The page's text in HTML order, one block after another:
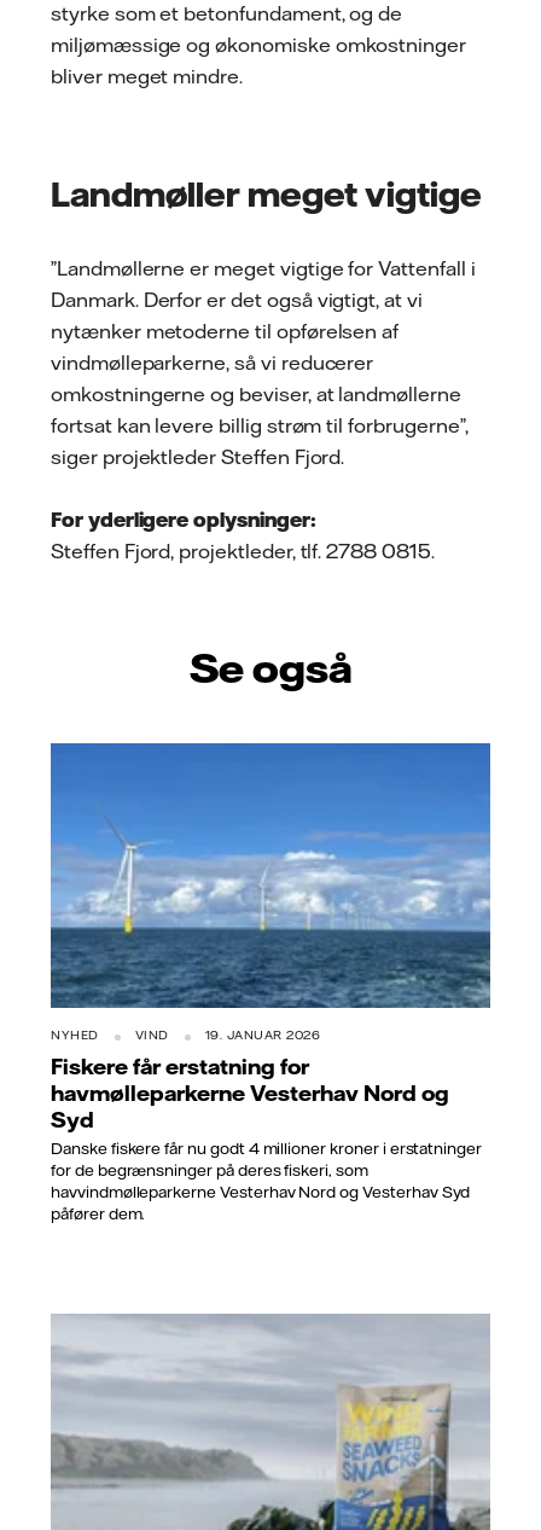
styrke som et betonfundament, og de
miljømæssige og økonomiske omkostninger
bliver meget mindre.
Landmøller meget vigtige
”Landmøllerne er meget vigtige for Vattenfall i
Danmark. Derfor er det også vigtigt, at vi
nytænker metoderne til opførelsen af
vindmølleparkerne, så vi reducerer
omkostningerne og beviser, at landmøllerne
fortsat kan levere billig strøm til forbrugerne”,
siger projektleder Steffen Fjord.
For yderligere oplysninger:
Steffen Fjord, projektleder, tlf. 2788 0815.
Se også
NYHED VIND 19. JANUAR 2026
Fiskere får erstatning for
havmølleparkerne Vesterhav Nord og
Syd
Danske fiskere får nu godt 4 millioner kroner i erstatninger
for de begrænsninger på deres fiskeri, som
havvindmølleparkerne Vesterhav Nord og Vesterhav Syd
påfører dem.